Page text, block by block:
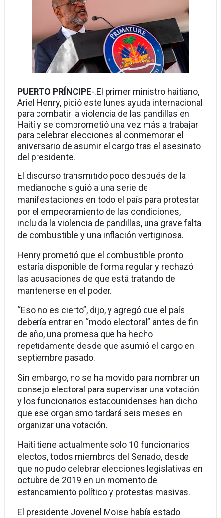
PUERTO PRÍNCIPE-.El primer ministro haitiano,
Ariel Henry, pidió este lunes ayuda internacional
para combatir la violencia de las pandillas en
Haití y se comprometió una vez más a trabajar
para celebrar elecciones al conmemorar el
aniversario de asumir el cargo tras el asesinato
del presidente.
El discurso transmitido poco después de la
medianoche siguió a una serie de
manifestaciones en todo el país para protestar
por el empeoramiento de las condiciones,
incluida la violencia de pandillas, una grave falta
de combustible y una inflación vertiginosa.
Henry prometió que el combustible pronto
estaría disponible de forma regular y rechazó
las acusaciones de que está tratando de
mantenerse en el poder.
“Eso no es cierto”, dijo, y agregó que el país
debería entrar en “modo electoral” antes de fin
de año, una promesa que ha hecho
repetidamente desde que asumió el cargo en
septiembre pasado.
Sin embargo, no se ha movido para nombrar un
consejo electoral para supervisar una votación
y los funcionarios estadounidenses han dicho
que ese organismo tardará seis meses en
organizar una votación.
Haití tiene actualmente solo 10 funcionarios
electos, todos miembros del Senado, desde
que no pudo celebrar elecciones legislativas en
octubre de 2019 en un momento de
estancamiento político y protestas masivas.
El presidente Jovenel Moïse había estado